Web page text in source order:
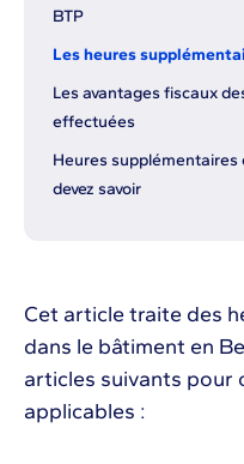
BTP
Les heures
Les avantages fiscaux
effectuées
Heures supplémentaires
devez savoir
Cet article traite des
dans le bâtiment en
articles suivants pour
applicables :